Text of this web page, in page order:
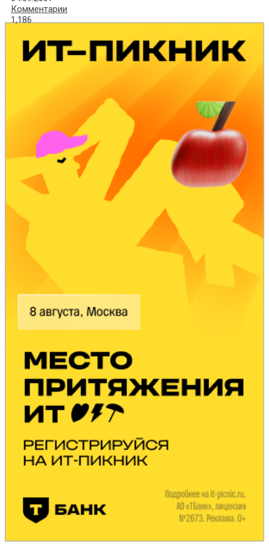
Комментарии
1,186